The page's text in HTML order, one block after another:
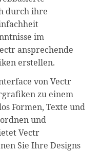
durch ihre
im
ansprechende
erstellen.
von Vectr
zu einem
Formen, Texte und
und
Vectr
Sie Ihre Designs